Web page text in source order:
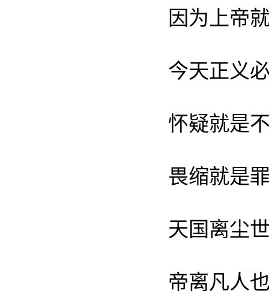
因为上帝就是
今天正义必将取
怀疑就是不
畏缩就是罪
天国离尘世不过
帝离凡人也是